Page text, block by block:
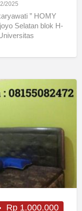
2025
” HOMY
Selatan blok H-
Rp 1.000.000